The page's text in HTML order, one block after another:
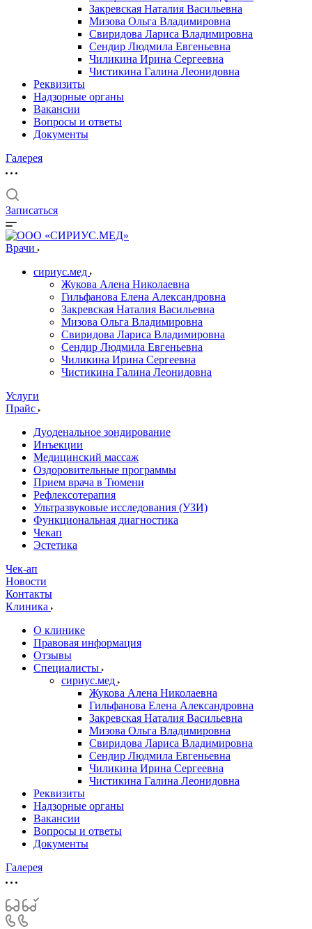
Закревская Наталия Васильевна
Мизова Ольга Владимировна
Свиридова Лариса Владимировна
Сендир Людмила Евгеньевна
Чиликина Ирина Сергеевна
Чистикина Галина Леонидовна
Реквизиты
Надзорные органы
Вакансии
Вопросы и ответы
Документы
Галерея
Записаться
Врачи
сириус.мед
Жукова Алена Николаевна
Гильфанова Елена Александровна
Закревская Наталия Васильевна
Мизова Ольга Владимировна
Свиридова Лариса Владимировна
Сендир Людмила Евгеньевна
Чиликина Ирина Сергеевна
Чистикина Галина Леонидовна
Услуги
Прайс
Дуоденальное зондирование
Инъекции
Медицинский массаж
Оздоровительные программы
Прием врача в Тюмени
Рефлексотерапия
Ультразвуковые исследования (УЗИ)
Функциональная диагностика
Чекап
Эстетика
Чек-ап
Новости
Контакты
Клиника
О клинике
Правовая информация
Отзывы
Специалисты
сириус.мед
Жукова Алена Николаевна
Гильфанова Елена Александровна
Закревская Наталия Васильевна
Мизова Ольга Владимировна
Свиридова Лариса Владимировна
Сендир Людмила Евгеньевна
Чиликина Ирина Сергеевна
Чистикина Галина Леонидовна
Реквизиты
Надзорные органы
Вакансии
Вопросы и ответы
Документы
Галерея